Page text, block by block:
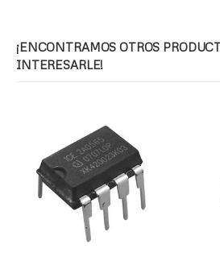
¡ENCONTRAMOS OTROS
INTERESARLE!